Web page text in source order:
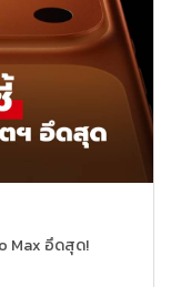
Max อึดสุด!